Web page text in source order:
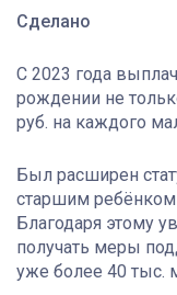
Сделано
С 2023 года
рождении не
руб. на каждого
Был расширен
старшим ребёнком
Благодаря этому
получать меры
уже более 40 тыс.